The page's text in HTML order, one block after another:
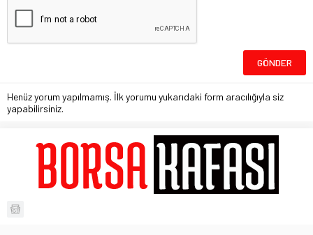
Henüz yorum yapılmamış. İlk yorumu yukarıdaki form aracılığıyla siz
yapabilirsiniz.